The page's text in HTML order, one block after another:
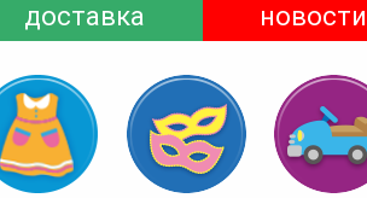
доставка новости